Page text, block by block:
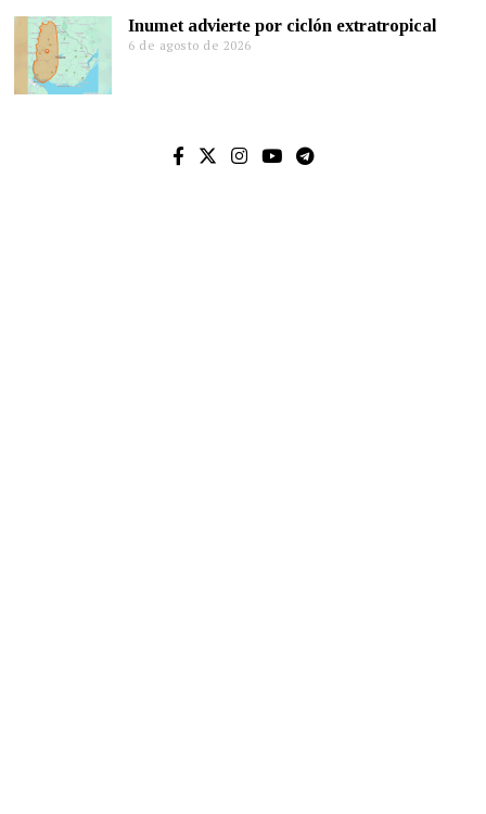
Inumet advierte por ciclón extratropical
6 de agosto de 2026